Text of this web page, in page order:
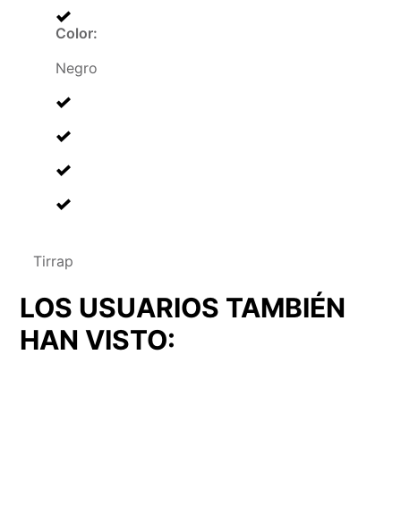
Color:
Negro
Tirrap
LOS USUARIOS TAMBIÉN
HAN VISTO: